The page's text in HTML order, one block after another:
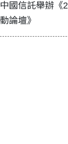
中國信託舉辦《
動論壇》